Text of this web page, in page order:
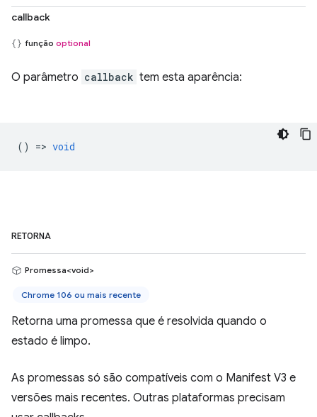
callback
função optional
O parâmetro callback tem esta aparência:
() => void
RETORNA
Promessa<void>
Chrome 106 ou mais recente
Retorna uma promessa que é resolvida quando o
estado é limpo.
As promessas só são compatíveis com o Manifest V3 e
versões mais recentes. Outras plataformas precisam